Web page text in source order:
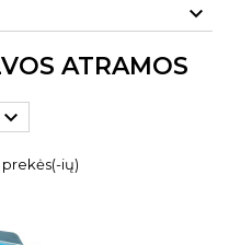
ATRAMOS

prekės(-ių)